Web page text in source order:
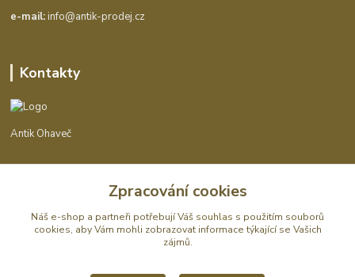
e-mail:info@antik-prodej.cz
Kontakty
Antik Ohaveč
info@antik-prodej.cz
Zpracování cookies
Náš e-shop a partneři potřebují Váš souhlas s použitím souborů
cookies, aby Vám mohli zobrazovat informace týkající se Vašich
zájmů.